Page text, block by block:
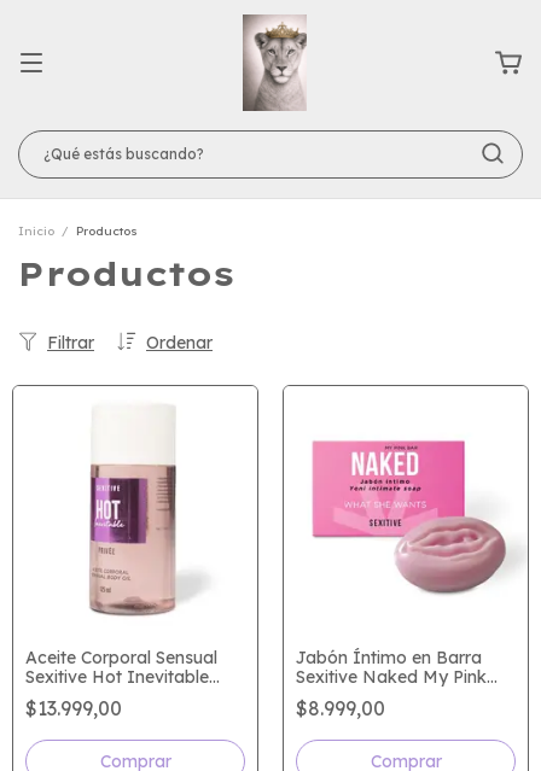
Inicio / Productos
Productos
Ordenar
Filtrar
Aceite Corporal Sensual
Sexitive Hot Inevitable
Privée 125 ml para
Masajes
$13.999,00
Jabón Íntimo en Barra
Sexitive Naked My Pink
Bar para Higiene Íntima
$8.999,00